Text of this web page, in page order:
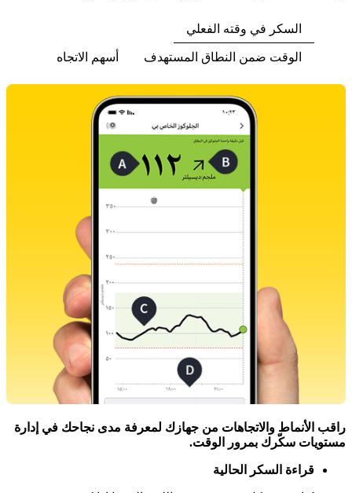
السكر في وقته الفعلي​
الوقت ضمن النطاق المستهدف أسهم الاتجاه
راقب الأنماط والاتجاهات من جهازك لمعرفة مدى نجاحك في إدارة
مستويات سكّرك بمرور الوقت. ​
قراءة السكر الحالية​